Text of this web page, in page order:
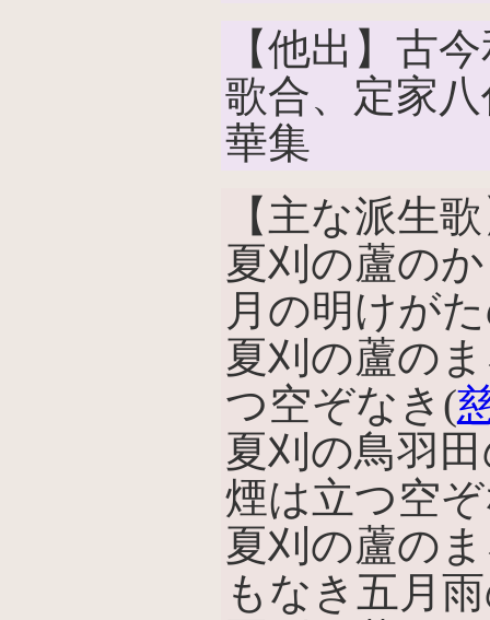
【他出】古
歌合、定家
華集
【主な派生
夏刈の蘆の
月の明けが
夏刈の蘆の
つ空ぞなき(
夏刈の鳥羽
煙は立つ空
夏刈の蘆の
もなき五月